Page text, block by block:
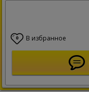
0 В избранное